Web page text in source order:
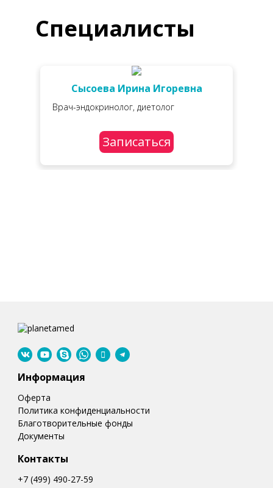
Специалисты
Сысоева Ирина Игоревна
Врач-эндокринолог, диетолог
Записаться
Информация
Оферта
Политика конфиденциальности
Благотворительные фонды
Документы
Контакты
+7 (499) 490-27-59